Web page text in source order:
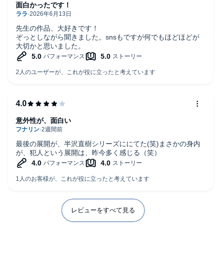
先生の作品、大好きです！
ぞっとしながら聞きました。snsもですが何でもほどほどが
大切かと思いました。
面白かったです！
最後の展開が、半沢直樹シリーズににてた(笑)まさかの身内
が、犯人という展開は、昨今多く感じる（笑）
意外性が、面白い
レビューをすべて見る